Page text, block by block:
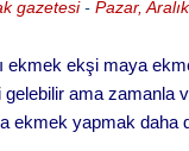
gazetesi - Pazar,
ekmek ekşi maya
gelebilir ama zamanla
ekmek yapmak daha